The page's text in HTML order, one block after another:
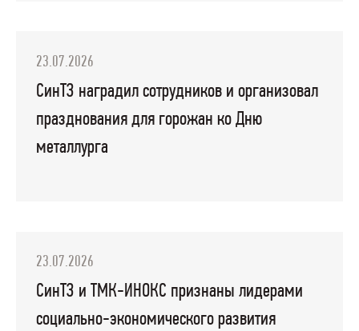
23.07.2026
СинТЗ наградил сотрудников и организовал
празднования для горожан ко Дню
металлурга
23.07.2026
СинТЗ и ТМК-ИНОКС признаны лидерами
социально-экономического развития